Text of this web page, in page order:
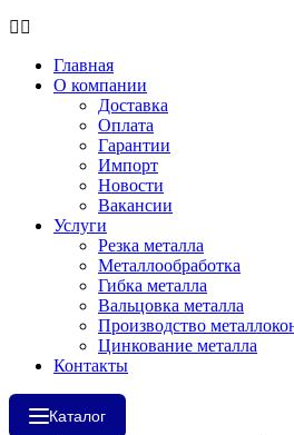
Главная
О компании
Доставка
Оплата
Гарантии
Импорт
Новости
Вакансии
Услуги
Резка металла
Металлообработка
Гибка металла
Вальцовка металла
Производство
Цинкование металла
Контакты
Каталог